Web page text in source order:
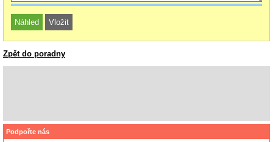
Zpět do poradny
Podpořte nás